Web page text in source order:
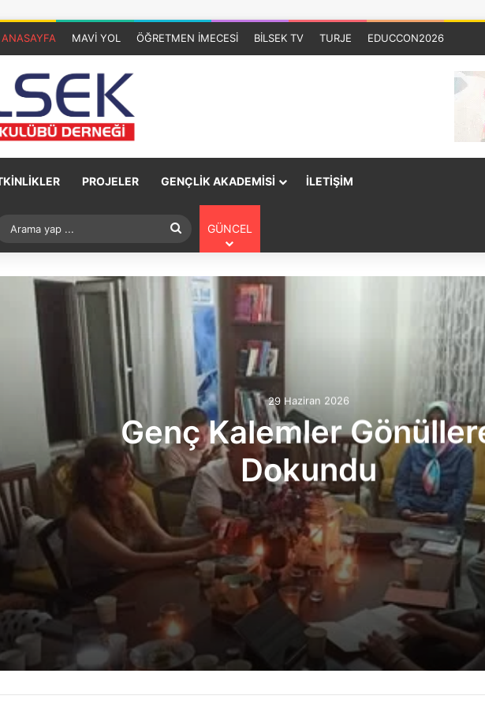
ANASAYFA MAVİ YOL ÖĞRETMEN İMECESİ BİLSEK TV TURJE EDUCCON2026
PROJELER GENÇLİK AKADEMİSİ İLETİŞİM
GÜNCEL
29 Haziran 2026
Genç Kalemler
Dokundu
Dokundu